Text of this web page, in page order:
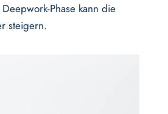
Phase kann die
steigern.